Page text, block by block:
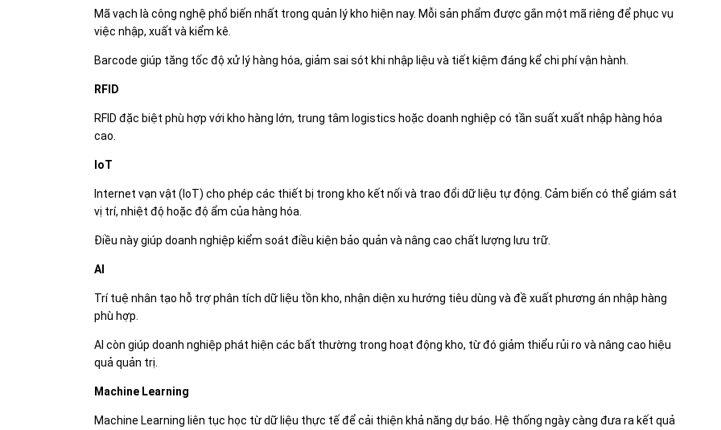
Mã vạch là công nghệ phổ biến nhất trong quản lý kho hiện nay. Mỗi sản phẩm được gắn một mã riêng để phục vụ
việc nhập, xuất và kiểm kê.
Barcode giúp tăng tốc độ xử lý hàng hóa, giảm sai sót khi nhập liệu và tiết kiệm đáng kể chi phí vận hành.
RFID
RFID đặc biệt phù hợp với kho hàng lớn, trung tâm logistics hoặc doanh nghiệp có tần suất xuất nhập hàng hóa
cao.
IoT
Internet vạn vật (IoT) cho phép các thiết bị trong kho kết nối và trao đổi dữ liệu tự động. Cảm biến có thể giám sát
vị trí, nhiệt độ hoặc độ ẩm của hàng hóa.
Điều này giúp doanh nghiệp kiểm soát điều kiện bảo quản và nâng cao chất lượng lưu trữ.
AI
Trí tuệ nhân tạo hỗ trợ phân tích dữ liệu tồn kho, nhận diện xu hướng tiêu dùng và đề xuất phương án nhập hàng
phù hợp.
AI còn giúp doanh nghiệp phát hiện các bất thường trong hoạt động kho, từ đó giảm thiểu rủi ro và nâng cao hiệu
quả quản trị.
Machine Learning
Machine Learning liên tục học từ dữ liệu thực tế để cải thiện khả năng dự báo. Hệ thống ngày càng đưa ra kết quả